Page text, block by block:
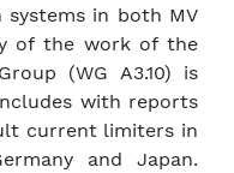
in both MV
of the work of the
(WG A3.10) is
with reports
current limiters in
and Japan.